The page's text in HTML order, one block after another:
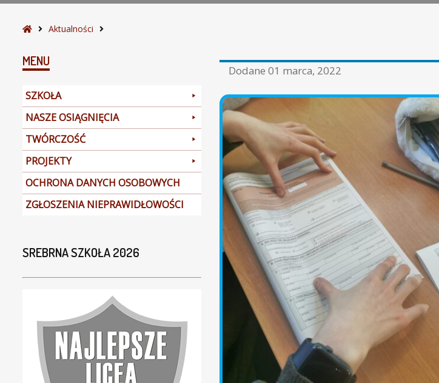
S
r
o
a
g
ó
w
n
a
Aktualności
Dodane 01 marca, 2022
MENU
SZKOŁA
NASZE OSIĄGNIĘCIA
TWÓRCZOŚĆ
PROJEKTY
OCHRONA DANYCH OSOBOWYCH
ZGŁOSZENIA NIEPRAWIDŁOWOŚCI
SREBRNA SZKOŁA 2026